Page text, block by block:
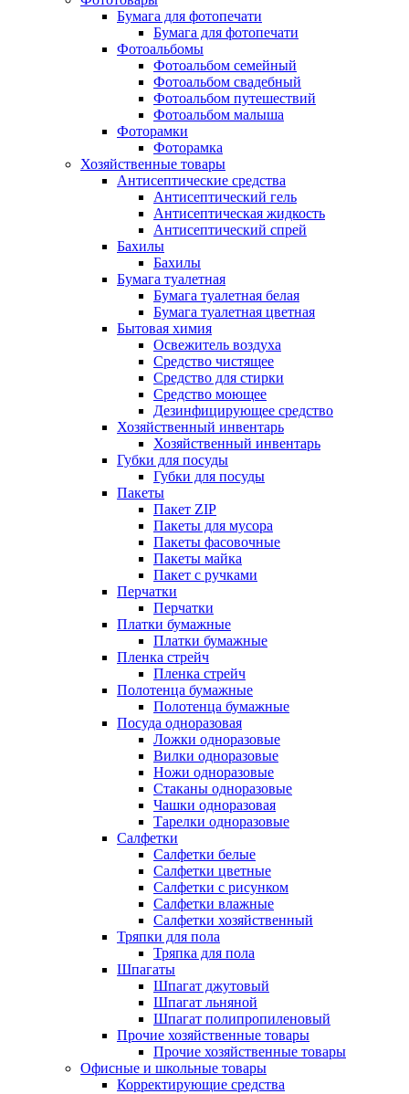
Бумага для фотопечати
Бумага для фотопечати
Фотоальбомы
Фотоальбом семейный
Фотоальбом свадебный
Фотоальбом путешествий
Фотоальбом малыша
Фоторамки
Фоторамка
Хозяйственные товары
Антисептические средства
Антисептический гель
Антисептическая жидкость
Антисептический спрей
Бахилы
Бахилы
Бумага туалетная
Бумага туалетная белая
Бумага туалетная цветная
Бытовая химия
Освежитель воздуха
Средство чистящее
Средство для стирки
Средство моющее
Дезинфицирующее средство
Хозяйственный инвентарь
Хозяйственный инвентарь
Губки для посуды
Губки для посуды
Пакеты
Пакет ZIP
Пакеты для мусора
Пакеты фасовочные
Пакеты майка
Пакет с ручками
Перчатки
Перчатки
Платки бумажные
Платки бумажные
Пленка стрейч
Пленка стрейч
Полотенца бумажные
Полотенца бумажные
Посуда одноразовая
Ложки одноразовые
Вилки одноразовые
Ножи одноразовые
Стаканы одноразовые
Чашки одноразовая
Тарелки одноразовые
Салфетки
Салфетки белые
Салфетки цветные
Салфетки с рисунком
Салфетки влажные
Салфетки хозяйственный
Тряпки для пола
Тряпка для пола
Шпагаты
Шпагат джутовый
Шпагат льняной
Шпагат полипропиленовый
Прочие хозяйственные товары
Прочие хозяйственные товары
Офисные и школьные товары
Корректирующие средства